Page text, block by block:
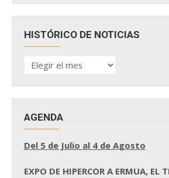
HISTÓRICO DE NOTICIAS
HISTÓRICO
DE
AGENDA
Del 5 de Julio al 4 de Agosto
EXPO DE HIPERCOR A ERMUA, EL